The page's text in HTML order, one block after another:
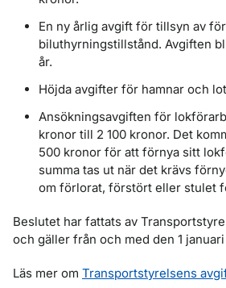
En ny årlig avgift för tillsyn av
biluthyrningstillstånd. Avgiften
år.
Höjda avgifter för hamnar och
Ansökningsavgiften för
kronor till 2 100 kronor. Det
500 kronor för att förnya sitt
summa tas ut när det krävs
om förlorat, förstört eller stulet
Beslutet har fattats av
och gäller från och med den 1
Läs mer om Transportstyrelsens